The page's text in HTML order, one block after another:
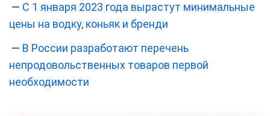
— С 1 января 2023 года вырастут минимальные
цены на водку, коньяк и бренди
— В России разработают перечень
непродовольственных товаров первой
необходимости